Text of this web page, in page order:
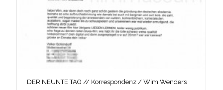
DER NEUNTE TAG // Korrespondenz / Wim Wenders